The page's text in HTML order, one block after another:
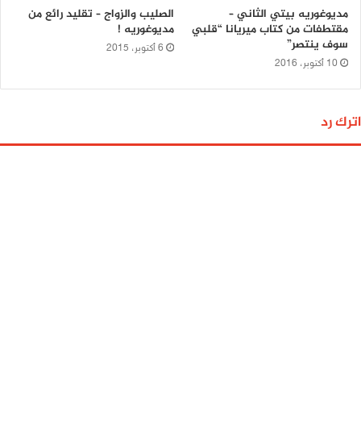
مديوغوريه بيتي الثاني –
مقتطفات من كتاب ميريانا “قلبي
سوف ينتصر”
10 أكتوبر، 2016
الصليب والزواج – تقليد رائع من
مديوغوريه !
6 أكتوبر، 2015
اترك رد